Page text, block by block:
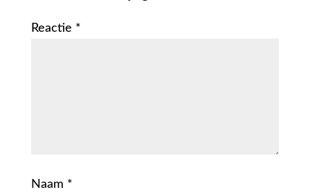
Reactie *
Naam *